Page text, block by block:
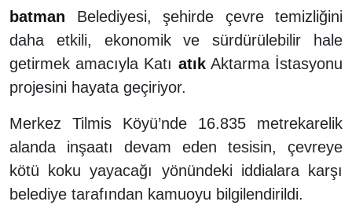
batman Belediyesi, şehirde çevre temizliğini
daha etkili, ekonomik ve sürdürülebilir hale
getirmek amacıyla Katı atıkAktarma İstasyonu
projesini hayata geçiriyor.
Merkez Tilmis Köyü’nde 16.835 metrekarelik
alanda inşaatı devam eden tesisin, çevreye
kötü koku yayacağı yönündeki iddialara karşı
belediye tarafından kamuoyu bilgilendirildi.